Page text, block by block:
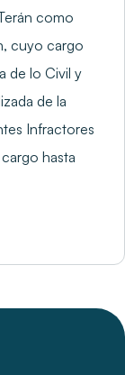
como
cuyo cargo
de lo Civil y
de la
Infractores
hasta